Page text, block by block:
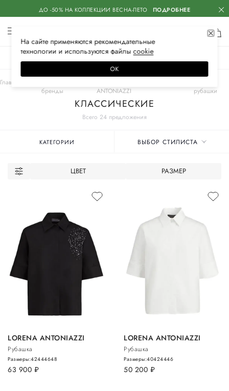
ДО -50% НА КОЛЛЕКЦИИ ВЕСНА-ЛЕТО ПОДРОБНЕЕ
Всего 24 предложения
Главная
бренды
ANTONIAZZI
рубашки
КЛАССИЧЕСКИЕ
КАТЕГОРИИ ВЫБОР СТИЛИСТА
ЦВЕТ РАЗМЕР
LORENA ANTONIAZZI
Рубашка
63 900 руб.
Размеры:42444648
LORENA ANTONIAZZI
Рубашка
50 200 руб.
Размеры:40424446
На сайте применяются рекомендательные
технологии и используются файлысооkiе
ОК